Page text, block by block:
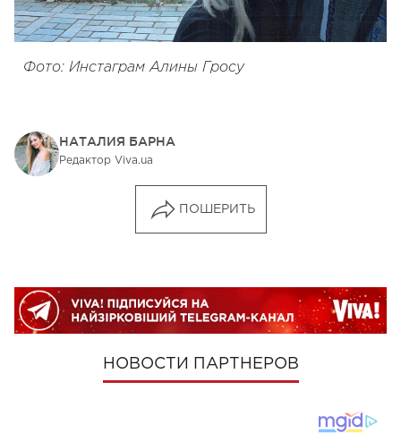
Фото: Инстаграм Алины Гросу
НАТАЛИЯ БАРНА
Редактор Viva.ua
ПОШЕРИТЬ
НОВОСТИ ПАРТНЕРОВ